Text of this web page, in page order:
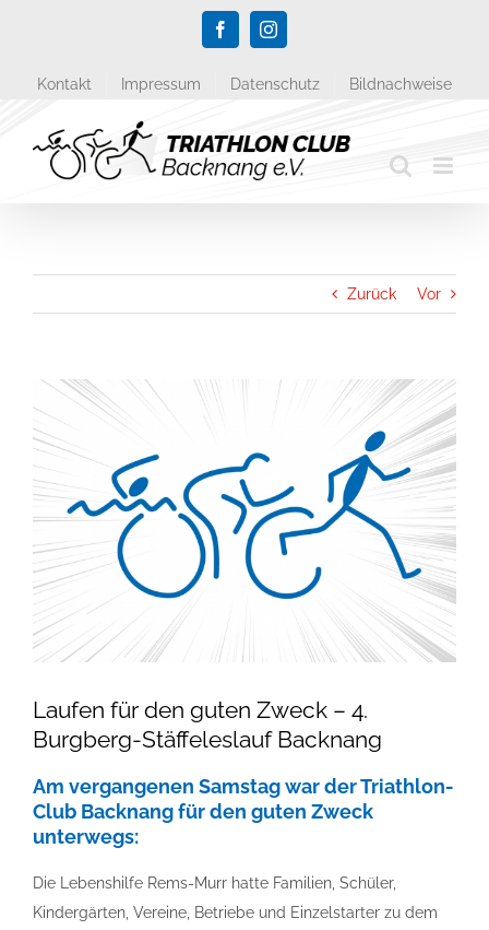
FacebookInstagram
Kontakt Impressum Datenschutz Bildnachweise
Zurück Vor
Zeige
grösseres
Bild
Laufen für den guten Zweck – 4.
Burgberg-Stäffeleslauf Backnang
Am vergangenen Samstag war der Triathlon-
Club Backnang für den guten Zweck
unterwegs:
Die Lebenshilfe Rems-Murr hatte Familien, Schüler,
Kindergärten, Vereine, Betriebe und Einzelstarter zu dem